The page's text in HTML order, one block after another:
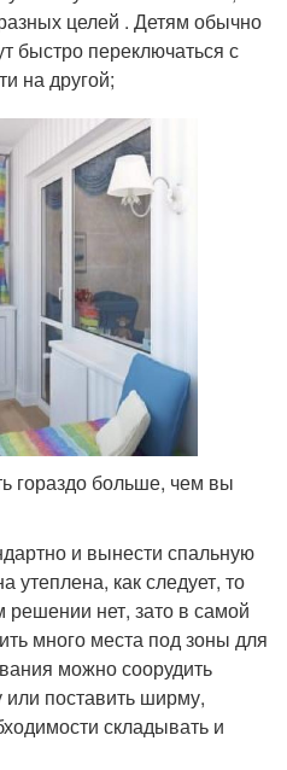
целей . Детям обычно
быстро переключаться с
на другой;
гораздо больше, чем вы
и вынести спальную
утеплена, как следует, то
решении нет, зато в самой
много места под зоны для
можно соорудить
поставить ширму,
складывать и